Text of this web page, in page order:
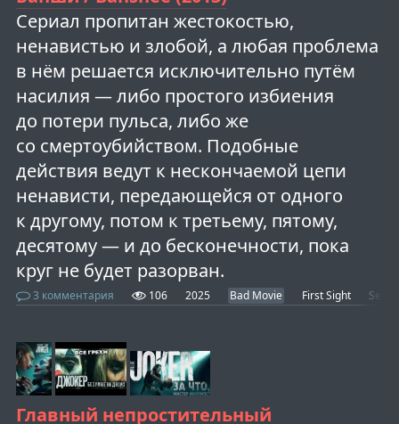
Сериал пропитан жестокостью,
ненавистью и злобой, а любая проблема
в нём решается исключительно путём
насилия — либо простого избиения
до потери пульса, либо же
со смертоубийством. Подобные
действия ведут к нескончаемой цепи
ненависти, передающейся от одного
к другому, потом к третьему, пятому,
десятому — и до бесконечности, пока
круг не будет разорван.
3 комментария 106 2025 Bad Movie First Sight Serial
Главный непростительный